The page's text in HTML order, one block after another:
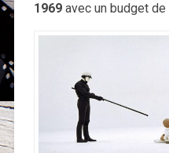
1969avec un budget de